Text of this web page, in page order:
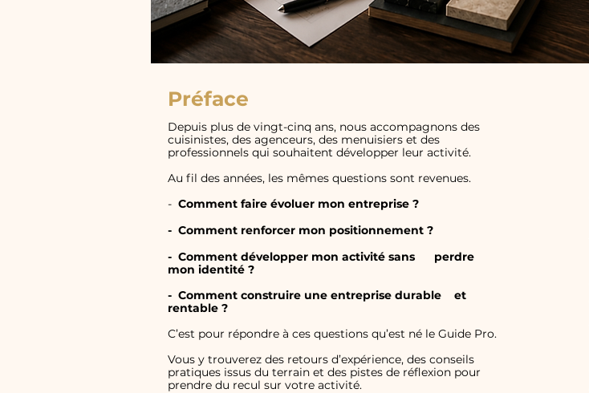
Préface
Depuis plus de vingt-cinq ans, nous accompagnons des
cuisinistes, des agenceurs, des menuisiers et des
professionnels qui souhaitent développer leur activité.
Au fil des années, les mêmes questions sont revenues.
- Comment faire évoluer mon entreprise ?
- Comment renforcer mon positionnement ?
- Comment développer mon activité sans perdre
mon identité ?
- Comment construire une entreprise durable et
rentable ?
C’est pour répondre à ces questions qu’est né le Guide Pro.
Vous y trouverez des retours d’expérience, des conseils
pratiques issus du terrain et des pistes de réflexion pour
prendre du recul sur votre activité.